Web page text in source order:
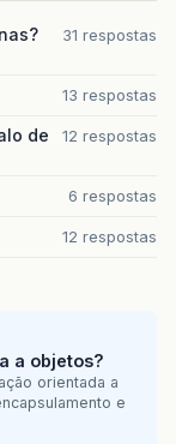
31 respostas
13 respostas
de
12 respostas
6 respostas
12 respostas
a objetos?
orientada a
e